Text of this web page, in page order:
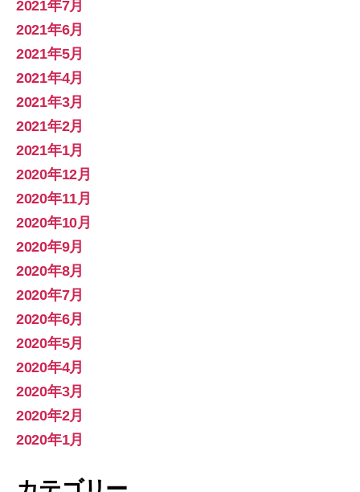
2021年7月
2021年6月
2021年5月
2021年4月
2021年3月
2021年2月
2021年1月
2020年12月
2020年11月
2020年10月
2020年9月
2020年8月
2020年7月
2020年6月
2020年5月
2020年4月
2020年3月
2020年2月
2020年1月